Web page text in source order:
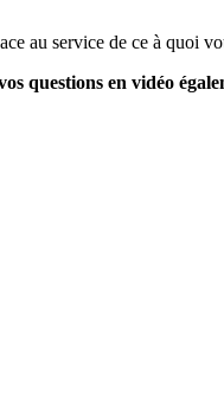
au service de ce à quoi
questions en vidéo